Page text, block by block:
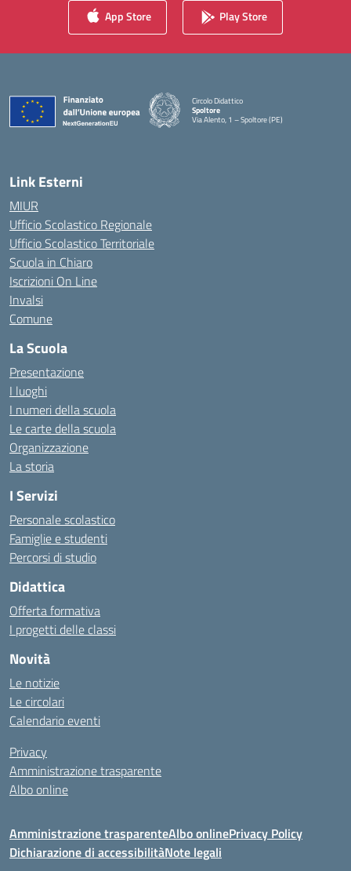
App Store Play Store
Circolo Didattico
Spoltore
Via Alento, 1 – Spoltore (PE)
— Visita la pagina iniziale della scuola
Link Esterni
MIUR
Ufficio Scolastico Regionale
Ufficio Scolastico Territoriale
Scuola in Chiaro
Iscrizioni On Line
Invalsi
Comune
La Scuola
Presentazione
I luoghi
I numeri della scuola
Le carte della scuola
Organizzazione
La storia
I Servizi
Personale scolastico
Famiglie e studenti
Percorsi di studio
Didattica
Offerta formativa
I progetti delle classi
Novità
Le notizie
Le circolari
Calendario eventi
Privacy
Amministrazione trasparente
Albo online
Amministrazione trasparenteAlbo onlinePrivacy Policy
Dichiarazione di accessibilitàNote legali